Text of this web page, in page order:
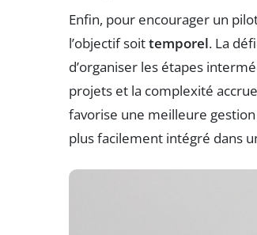
Enfin, pour encourager un
l’objectif soittemporel. La
d’organiser les étapes
projets et la complexité
favorise une meilleure
plus facilement intégré dans